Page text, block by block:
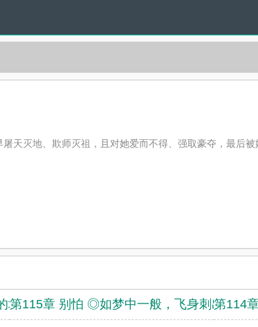
天灭地、欺师灭祖，且对她爱而不得、强取豪夺，最后
地动山摇
第115章 别怕 ◎如梦中一般，飞身刺出。◎
第114